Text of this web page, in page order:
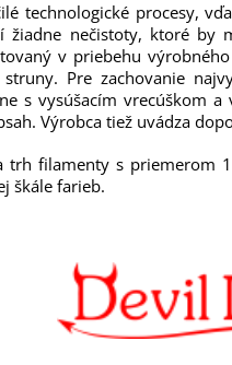
technologické procesy,
žiadne nečistoty, ktoré by
v priebehu
Pre zachovanie
s vysúšacím vrecúškom
Výrobca tiež uvádza
trh filamenty s priemerom
škále farieb.